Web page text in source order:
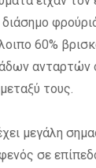
60%
ανταρτών
τους.
μεγάλη
σε